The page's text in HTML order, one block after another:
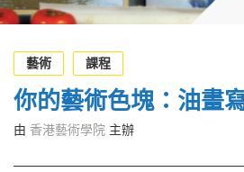
條款及細則
EN
藝術
課程
你的藝術色塊：油畫
由 香港藝術學院 主辦